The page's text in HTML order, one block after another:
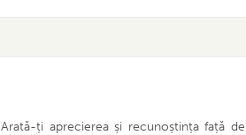
Arată-ți aprecierea și recunoștința față